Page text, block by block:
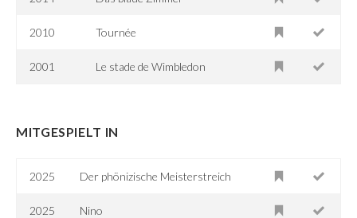
2010 Tournée
2001 Le stade de Wimbledon
MITGESPIELT IN
2025 Der phönizische Meisterstreich
2025 Nino